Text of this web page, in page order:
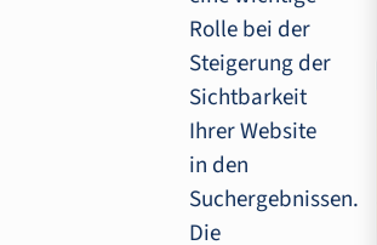
Rolle bei der
Steigerung der
Sichtbarkeit
Ihrer Website
in den
Suchergebnissen.
Die